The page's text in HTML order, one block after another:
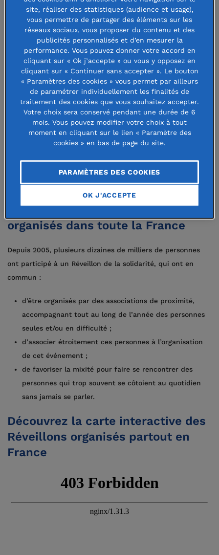
particulier pour les 15 millions de
Français qui se sentent seuls. C’est
pourquoi, comme chaque année, la
Fondation de France se mobilise pour
offrir des moments de convivialité à
ceux qui en sont privés toute l’année.
Près de 200 « Réveillons de la solidarité » sont organisés
par des associations de proximité, qu’il s’agisse de dîners,
d’ateliers cuisine, d’activités pour les enfants ou encore de
liens et l’entraide entre personnes en difficulté et
habitants d’un même quartier.
Près de 200 réveillons solidaires
organisés dans toute la France
Depuis 2005, plusieurs dizaines de milliers de personnes
ont participé à un Réveillon de la solidarité, qui ont en
commun :
d’être organisés par des associations de proximité,
accompagnant tout au long de l’année des personnes
seules et/ou en difficulté ;
d’associer étroitement ces personnes à l’organisation
de cet événement ;
de favoriser la mixité pour faire se rencontrer des
personnes qui trop souvent se côtoient au quotidien
sans jamais se parler.
Découvrez la carte interactive des
Réveillons organisés partout en
France
site, réaliser des statistiques (audience et usage),
vous permettre de partager des éléments sur les
réseaux sociaux, vous proposer du contenu et des
publicités personnalisés et d’en mesurer la
performance. Vous pouvez donner votre accord en
cliquant sur « Ok j’accepte » ou vous y opposez en
cliquant sur « Continuer sans accepter ». Le bouton
« Paramètres des cookies » vous permet par ailleurs
de paramétrer individuellement les finalités de
traitement des cookies que vous souhaitez accepter.
Votre choix sera conservé pendant une durée de 6
mois. Vous pouvez modifier votre choix à tout
moment en cliquant sur le lien « Paramètre des
cookies » en bas de page du site.
PARAMÈTRES DES COOKIES
OK J'ACCEPTE